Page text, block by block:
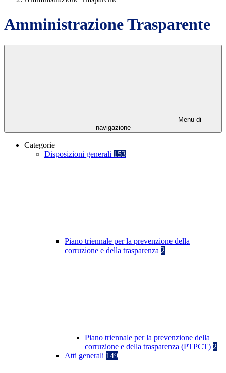
Amministrazione Trasparente
Menu di
navigazione
Categorie
Disposizioni generali 153
Piano triennale per la prevenzione della
corruzione e della trasparenza 2
Piano triennale per la prevenzione della
corruzione e della trasparenza (PTPCT) 2
Atti generali 149